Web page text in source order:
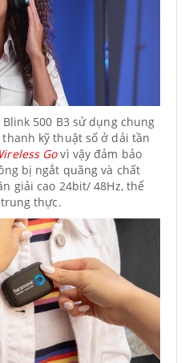
500 B3 sử dụng chung
kỹ thuật số ở dải tần
Go vì vậy đảm bảo
bị ngắt quãng và chất
giải cao 24bit/ 48Hz, thể
thực.